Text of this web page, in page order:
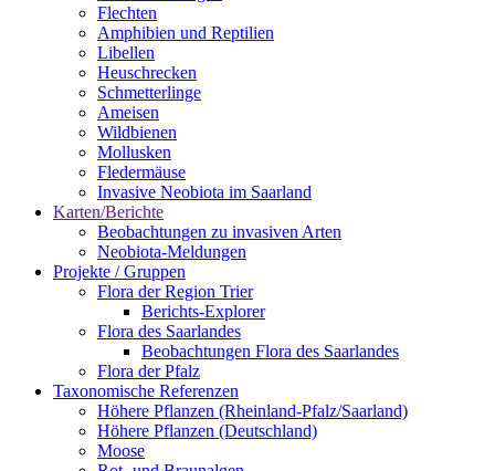
Flechten
Amphibien und Reptilien
Libellen
Heuschrecken
Schmetterlinge
Ameisen
Wildbienen
Mollusken
Fledermäuse
Invasive Neobiota im Saarland
Karten/Berichte
Beobachtungen zu invasiven Arten
Neobiota-Meldungen
Projekte / Gruppen
Flora der Region Trier
Berichts-Explorer
Flora des Saarlandes
Beobachtungen Flora des Saarlandes
Flora der Pfalz
Taxonomische Referenzen
Höhere Pflanzen (Rheinland-Pfalz/Saarland)
Höhere Pflanzen (Deutschland)
Moose